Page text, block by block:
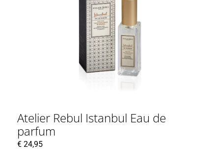
Atelier Rebul Istanbul Eau de
parfum
€ 24,95